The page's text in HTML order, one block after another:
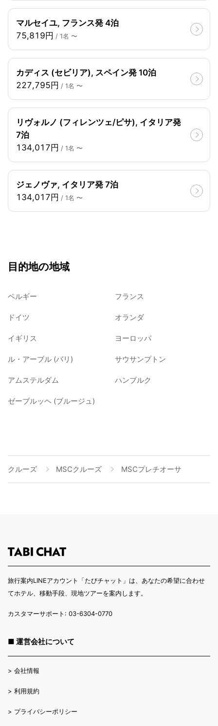
マルセイユ, フランス発 4泊
75,819円 / 1名 〜
カディス (セビリア), スペイン発 10泊
227,795円 / 1名 〜
リヴォルノ (フィレンツェ/ピサ), イタリア発
7泊
134,017円 / 1名 〜
ジェノヴァ, イタリア発 7泊
134,017円 / 1名 〜
目的地の地域
ベルギー フランス
ドイツ オランダ
イギリス ヨーロッパ
ル・アーブル (パリ) サウサンプトン
アムステルダム ハンブルク
ゼーブルッヘ (ブルージュ)
クルーズ MSCクルーズ MSCプレチオーサ
旅行案内LINEアカウント「たびチャット」は、あなたの希望に合わせ
てホテル、移動手段、現地ツアーを案内します。
カスタマーサポート: 03-6304-0770
■ 運営会社について
> 会社情報
> 利用規約
> プライバシーポリシー